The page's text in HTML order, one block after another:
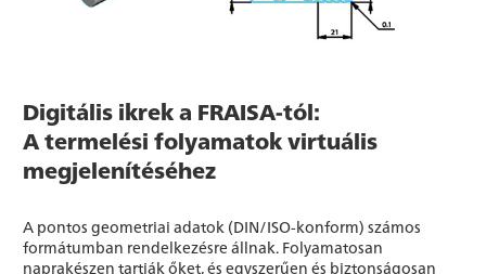
Digitális ikrek a FRAISA-tól:
A termelési folyamatok virtuális
megjelenítéséhez
A pontos geometriai adatok (DIN/ISO-konform) számos
formátumban rendelkezésre állnak. Folyamatosan
naprakészen tartják őket, és egyszerűen és biztonságosan